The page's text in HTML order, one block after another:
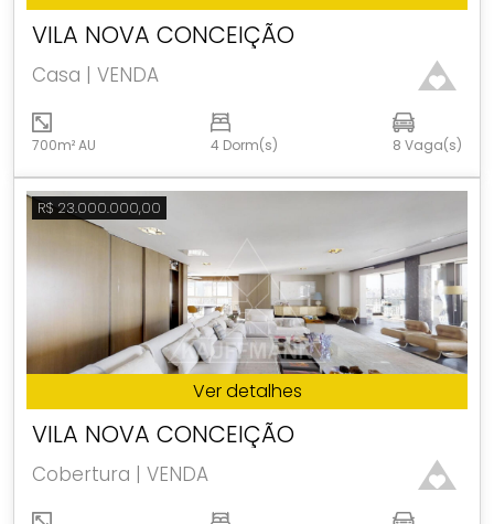
VILA NOVA CONCEIÇÃO
Casa | VENDA
700m² AU 4 Dorm(s) 8 Vaga(s)
R$ 23.000.000,00
Ver detalhes
VILA NOVA CONCEIÇÃO
Cobertura | VENDA